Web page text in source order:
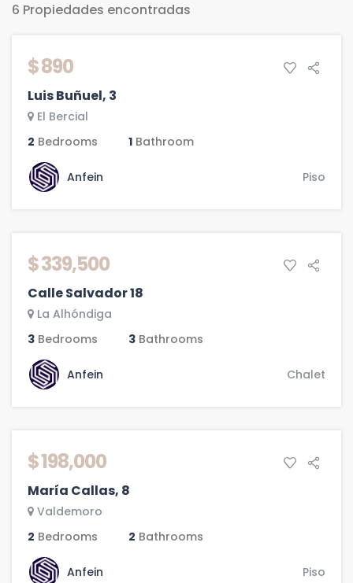
6 Propiedades encontradas
$ 890
Luis Buñuel, 3
El Bercial
2 Bedrooms 1 Bathroom
Anfein Piso
$ 339,500
Calle Salvador 18
La Alhóndiga
3 Bedrooms 3 Bathrooms
Anfein Chalet
$ 198,000
María Callas, 8
Valdemoro
2 Bedrooms 2 Bathrooms
Anfein Piso